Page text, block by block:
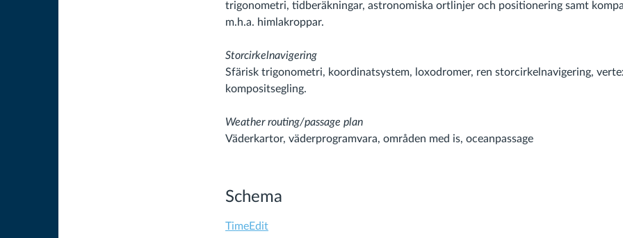
trigonometri, tidberäkningar, astronomiska ortlinjer och positionering samt
m.h.a. himlakroppar.
Storcirkelnavigering
Sfärisk trigonometri, koordinatsystem, loxodromer, ren storcirkelnavigering,
kompositsegling.
Weather routing/passage plan
Väderkartor, väderprogramvara, områden med is, oceanpassage
Schema
TimeEdit